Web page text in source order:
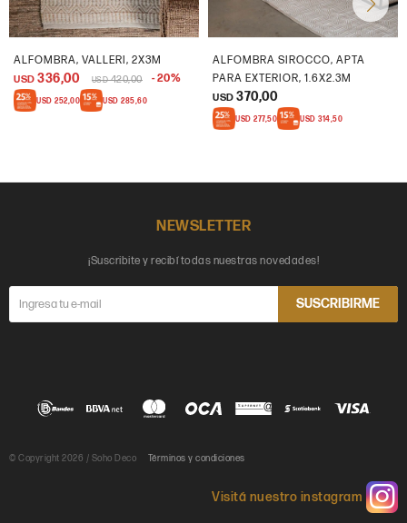
ALFOMBRA, VALLERI, 2X3M
USD 336,00 USD 420,00 20
USD 252,00 USD 285,60
ALFOMBRA SIROCCO, APTA
PARA EXTERIOR, 1.6X2.3M
USD 370,00
USD 277,50 USD 314,50
NEWSLETTER
¡Suscribite y recibí todas nuestras novedades!
SUSCRIBIRME

© Copyright 2026 / Soho Deco Términos y condiciones